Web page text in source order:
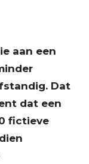
aan een
Dat
dat een
fictieve